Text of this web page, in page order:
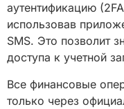
аутентификацию
использовав
SMS. Это позволит
доступа к учетной
Все финансовые
только через